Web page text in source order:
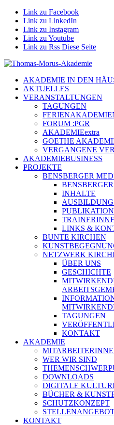
Link zu Facebook
Link zu LinkedIn
Link zu Instagram
Link zu Youtube
Link zu Rss Diese Seite
AKADEMIE IN DEN
AKTUELLES
VERANSTALTUNGEN
TAGUNGEN
FORUM :PGR
AKADEMIEextra
GOETHE
VERGANGENE
AKADEMIEBUSINESS
PROJEKTE
BENSBERGER
INHALTE
LINKS &
BUNTE KIRCHEN
NETZWERK
ÜBER UNS
GESCHICHTE
TAGUNGEN
KONTAKT
AKADEMIE
WER WIR SIND
DOWNLOADS
DIGITALE
BÜCHER &
SCHUTZKONZEPT
KONTAKT